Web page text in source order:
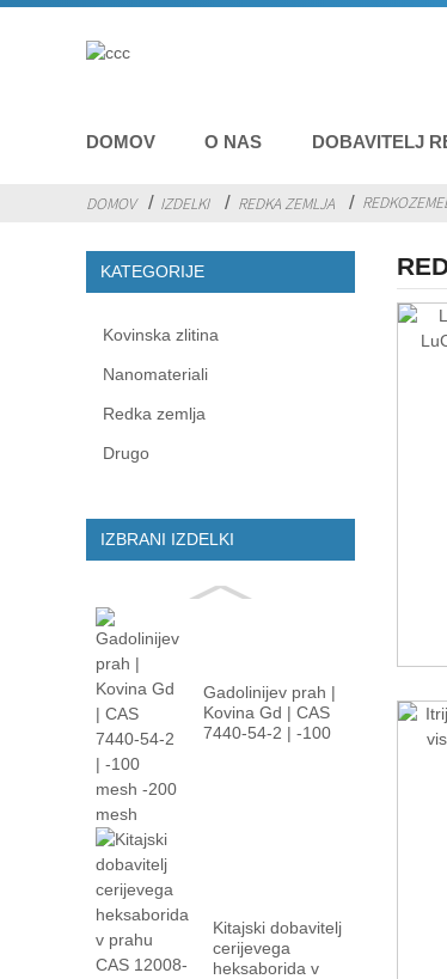
DOMOV O NAS DOBAVITELJ
DOMOV IZDELKI REDKA ZEMLJA
KATEGORIJE
Kovinska zlitina
Nanomateriali
Redka zemlja
Drugo
IZBRANI IZDELKI
Gadolinijev prah |
Kovina Gd | CAS
7440-54-2 | -100
Kitajski dobavitelj
cerijevega
heksaborida v